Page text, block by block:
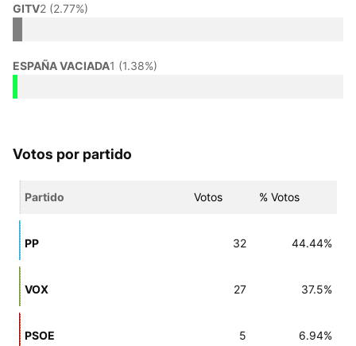
GITV2 (2.77%)
ESPAÑA VACIADA1 (1.38%)
Votos por partido
Partido Votos % Votos
PP 32 44.44%
VOX 27 37.5%
PSOE 5 6.94%